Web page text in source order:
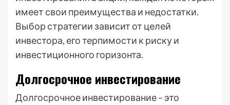
имеет свои преимущества и недостатки.
Выбор стратегии зависит от целей
инвестора, его терпимости к риску и
инвестиционного горизонта.
Долгосрочное инвестирование
Долгосрочное инвестирование – это